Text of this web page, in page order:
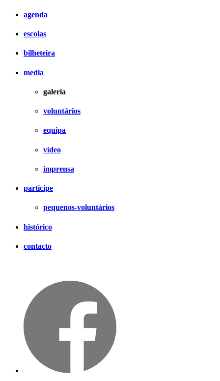
agenda
escolas
bilheteira
media
galeria
voluntários
equipa
vídeo
imprensa
participe
pequenos-voluntários
histórico
contacto